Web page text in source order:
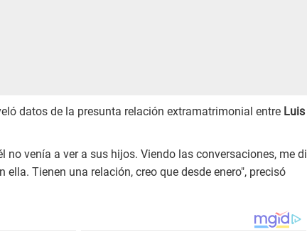
datos de la presunta relación extramatrimonial entre Luis
no venía a ver a sus hijos. Viendo las conversaciones, me di
ella. Tienen una relación, creo que desde enero", precisó